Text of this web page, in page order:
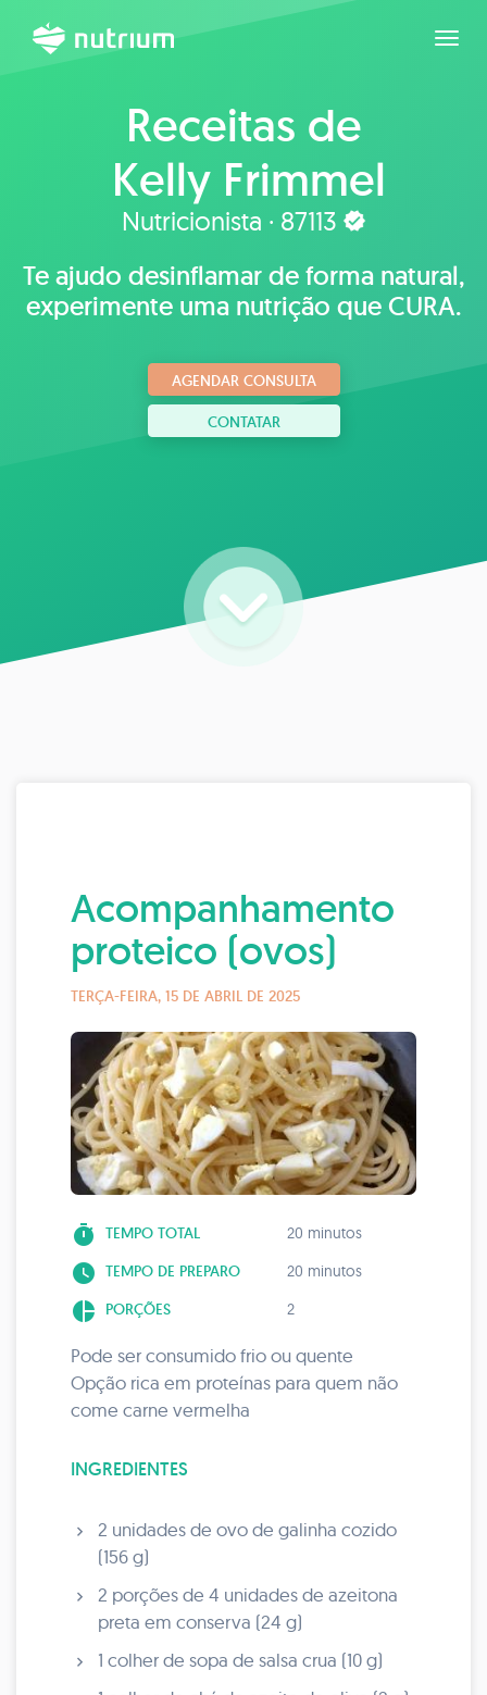
Receitas de
Kelly Frimmel
Nutricionista · 87113
Te ajudo desinflamar de forma natural,
experimente uma nutrição que CURA.
AGENDAR CONSULTA
CONTATAR
Acompanhamento
proteico (ovos)
TERÇA-FEIRA, 15 DE ABRIL DE 2025
timer TEMPO TOTAL 20 minutos
watch_later TEMPO DE PREPARO 20 minutos
pie_chart PORÇÕES 2
Pode ser consumido frio ou quente
Opção rica em proteínas para quem não
come carne vermelha
INGREDIENTES
2 unidades de ovo de galinha cozido
(156 g)
2 porções de 4 unidades de azeitona
preta em conserva (24 g)
1 colher de sopa de salsa crua (10 g)